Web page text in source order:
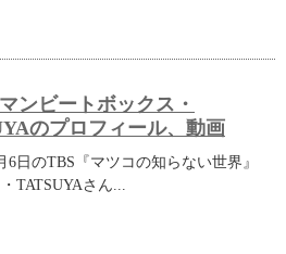
ンビートボックス・
のプロフィール、動画
6日のTBS『マツコの知らない世界』
TATSUYAさん...